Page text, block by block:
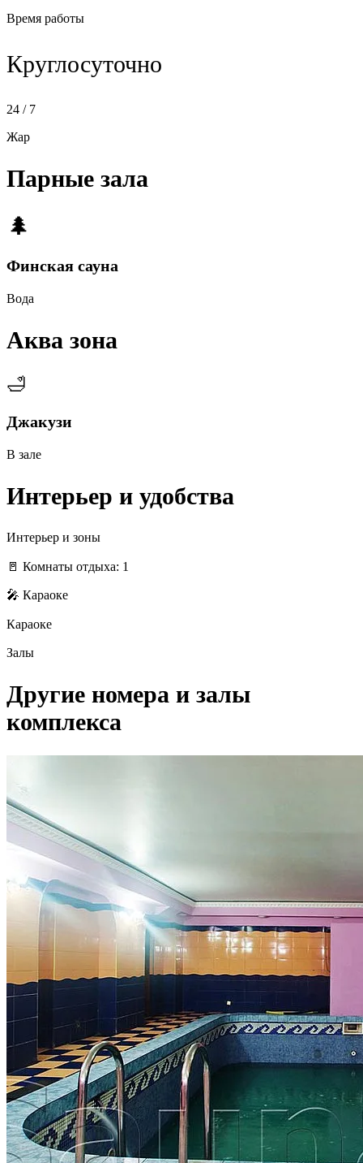
Время работы
Круглосуточно
24 / 7
Жар
Парные зала
🌲
Финская сауна
Вода
Аква зона
🛁
Джакузи
В зале
Интерьер и удобства
Интерьер и зоны
🚪 Комнаты отдыха: 1
🎤 Караоке
Караоке
Залы
Другие номера и залы
комплекса